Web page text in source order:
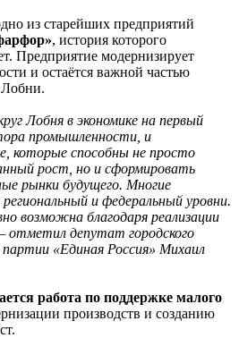
из старейших предприятий
, история которого
Предприятие модернизирует
и остаётся важной частью
Лобня в экономике на первый
промышленности, и
которые способны не просто
рост, но и сформировать
рынки будущего. Многие
и федеральный уровни.
возможна благодаря реализации
отметил депутат городского
«Единая Россия» Михаил
работа по поддержке малого
производств и созданию